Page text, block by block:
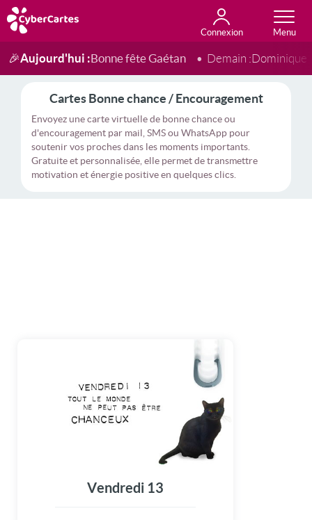
Connexion
Anniversaire
Fête du jour
Amour
Amitié
Merci
Toutes les cartes
🎉Aujourd'hui :Bonne fête Gaétan Demain :Dominique
Cartes Bonne chance / Encouragement
Envoyez une carte virtuelle de bonne chance ou
d'encouragement par mail, SMS ou WhatsApp pour
soutenir vos proches dans les moments importants.
Gratuite et personnalisée, elle permet de transmettre
motivation et énergie positive en quelques clics.
Vendredi 13